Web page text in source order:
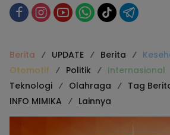
Berita UPDATE Berita
Otomotif
Politik Internasional
Teknologi
Olahraga Tag
INFO MIMIKA
Lainnya